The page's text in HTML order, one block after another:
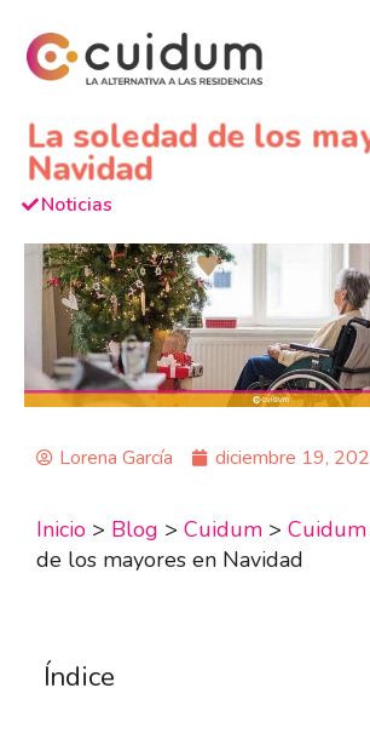
La soledad de los
Navidad
Noticias
Lorena García diciembre 19,
Inicio > Blog > Cuidum > Cuidum
de los mayores en Navidad
Índice